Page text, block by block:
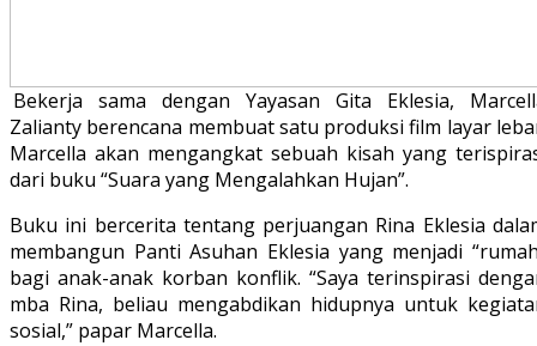
Bekerja sama dengan Yayasan Gita Eklesia,
Zalianty berencana membuat satu produksi film layar
Marcella akan mengangkat sebuah kisah yang
dari buku “Suara yang Mengalahkan Hujan”.
Buku ini bercerita tentang perjuangan Rina Eklesia
membangun Panti Asuhan Eklesia yang menjadi
bagi anak-anak korban konflik. “Saya terinspirasi
mba Rina, beliau mengabdikan hidupnya untuk
sosial,” papar Marcella.